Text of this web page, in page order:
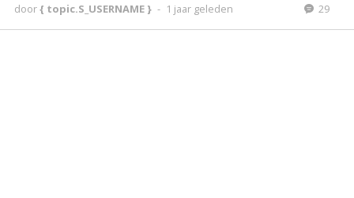
door{ topic.S_USERNAME } - 1 jaar geleden 29